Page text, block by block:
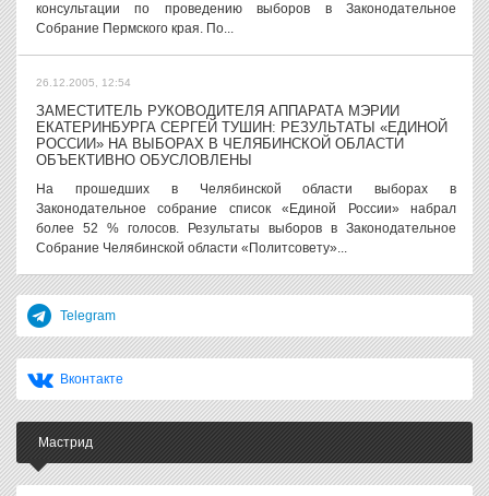
консультации по проведению выборов в Законодательное
Собрание Пермского края. По...
26.12.2005, 12:54
ЗАМЕСТИТЕЛЬ РУКОВОДИТЕЛЯ АППАРАТА МЭРИИ
ЕКАТЕРИНБУРГА СЕРГЕЙ ТУШИН: РЕЗУЛЬТАТЫ «ЕДИНОЙ
РОССИИ» НА ВЫБОРАХ В ЧЕЛЯБИНСКОЙ ОБЛАСТИ
ОБЪЕКТИВНО ОБУСЛОВЛЕНЫ
На прошедших в Челябинской области выборах в
Законодательное собрание список «Единой России» набрал
более 52 % голосов. Результаты выборов в Законодательное
Собрание Челябинской области «Политсовету»...
Telegram
Вконтакте
Мастрид